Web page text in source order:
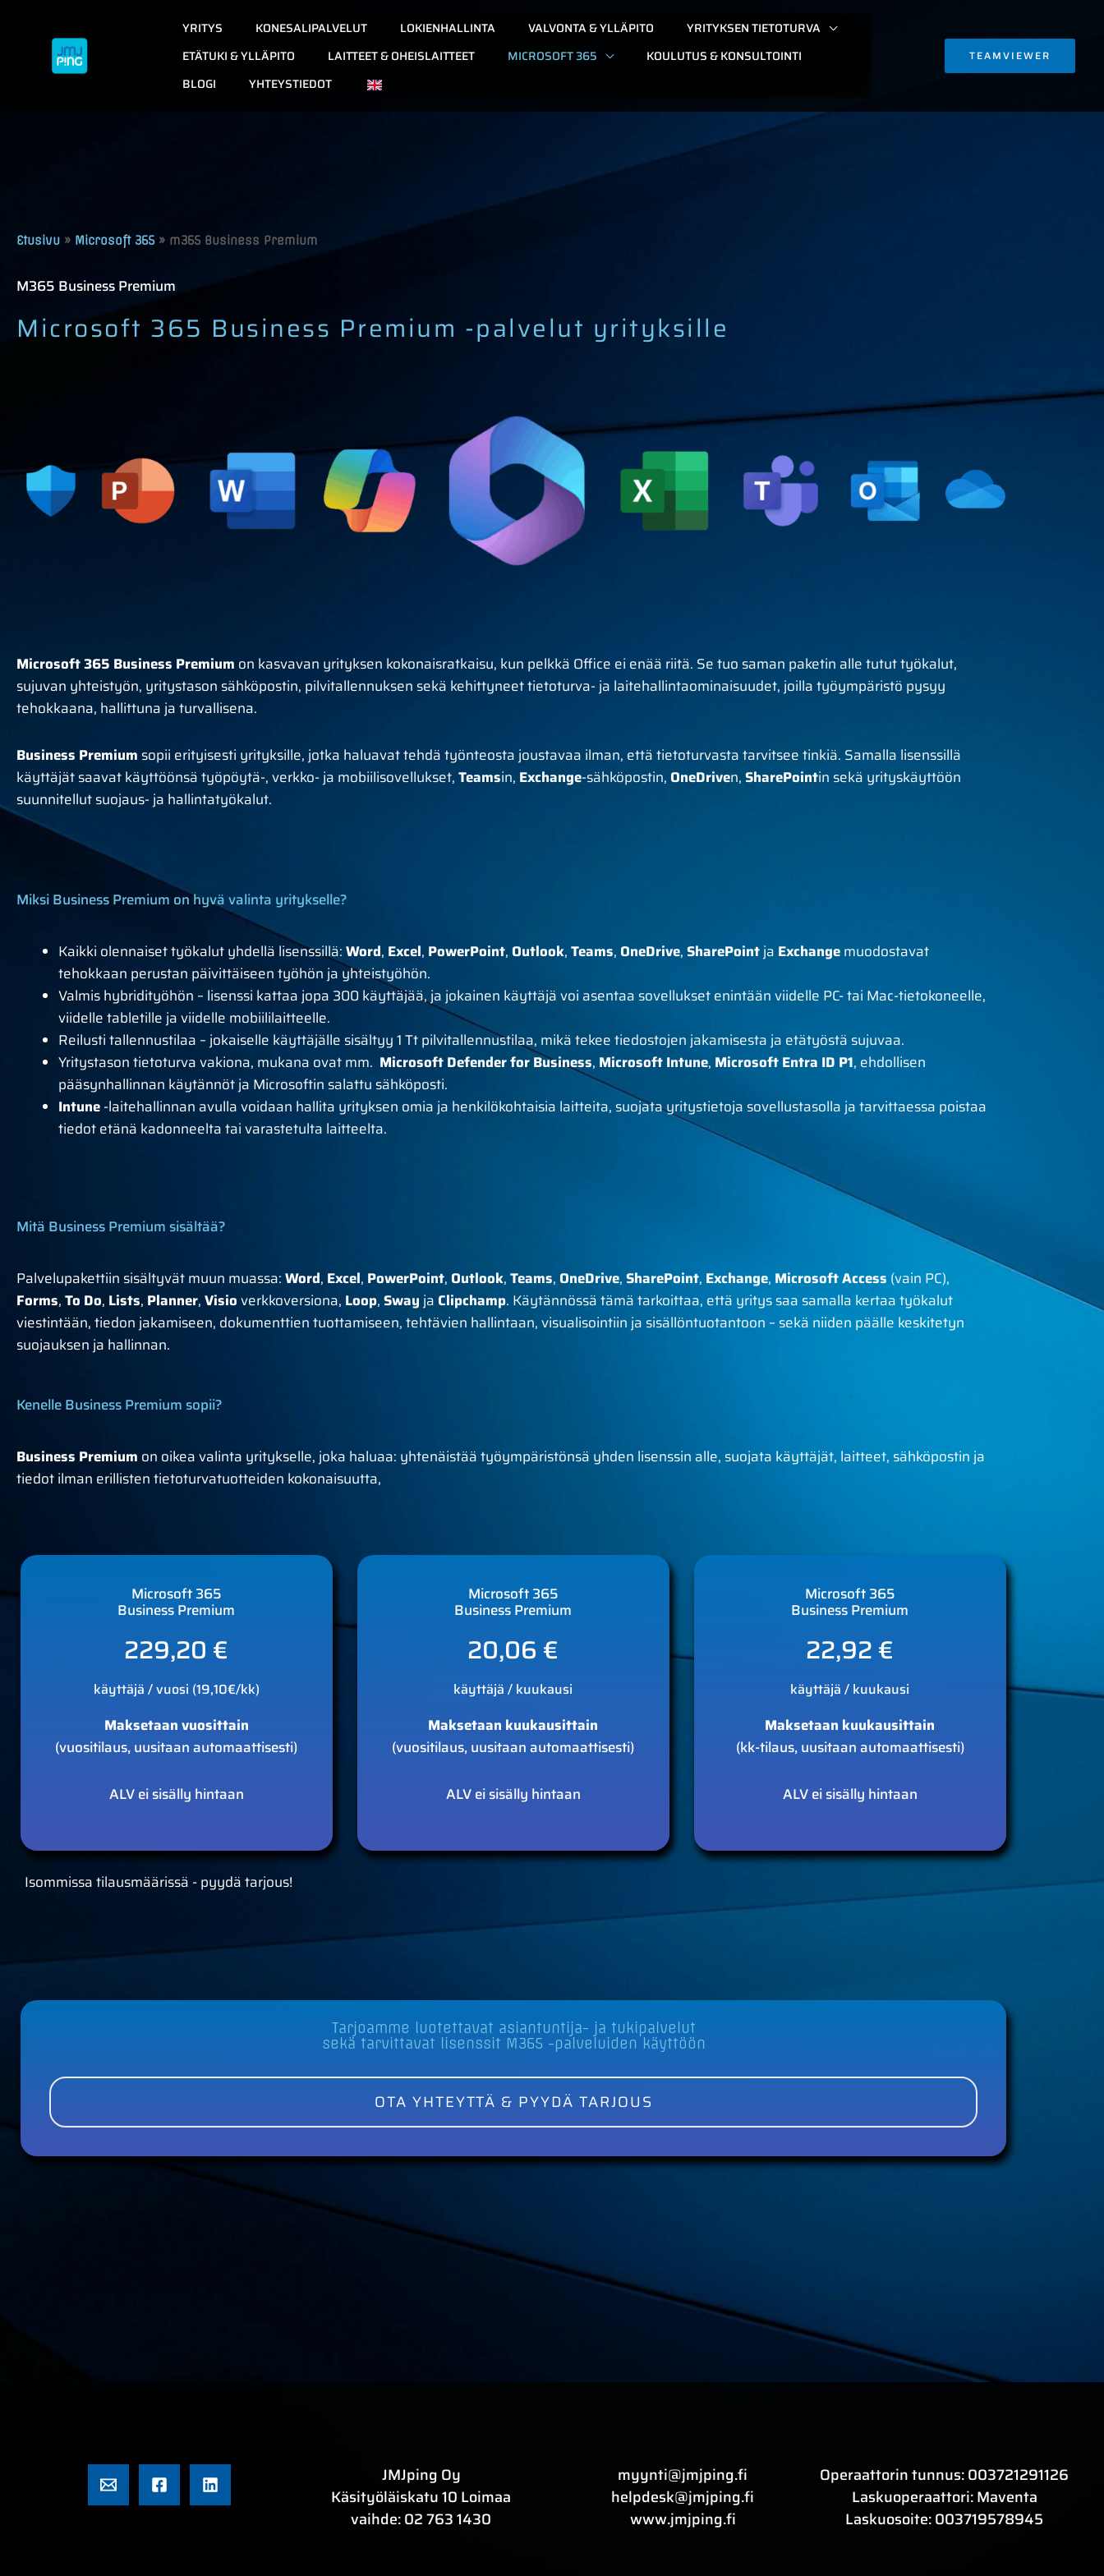
YRITYS KONESALIPALVELUT LOKIENHALLINTA VALVONTA & YLLÄPITO
YRITYKSEN TIETOTURVA
ETÄTUKI & YLLÄPITO
LAITTEET & OHEISLAITTEET MICROSOFT 365
KOULUTUS & KONSULTOINTI
BLOGI
YHTEYSTIEDOT
TEAMVIEWER
Etusivu » Microsoft 365» m365 Business Premium
M365 Business Premium
Microsoft 365 Business Premium -palvelut yrityksille
Microsoft 365 Business Premium on kasvavan yrityksen kokonaisratkaisu, kun pelkkä Office ei enää riitä. Se tuo saman paketin alle tutut työkalut,
sujuvan yhteistyön, yritystason sähköpostin, pilvitallennuksen sekä kehittyneet tietoturva- ja laitehallintaominaisuudet, joilla työympäristö pysyy
tehokkaana, hallittuna ja turvallisena.
Business Premium sopii erityisesti yrityksille, jotka haluavat tehdä työnteosta joustavaa ilman, että tietoturvasta tarvitsee tinkiä. Samalla lisenssillä
käyttäjät saavat käyttöönsä työpöytä-, verkko- ja mobiilisovellukset,Teamsin, Exchange-sähköpostin, OneDriven,SharePointin sekä yrityskäyttöön
suunnitellut suojaus- ja hallintatyökalut.
Miksi Business Premium on hyvä valinta yritykselle?
Kaikki olennaiset työkalut yhdellä lisenssillä:Word, Excel, PowerPoint, Outlook,Teams, OneDrive,SharePointja Exchangemuodostavat
tehokkaan perustan päivittäiseen työhön ja yhteistyöhön.
Valmis hybridityöhön – lisenssi kattaa jopa 300 käyttäjää, ja jokainen käyttäjä voi asentaa sovellukset enintään viidelle PC- tai Mac-tietokoneelle,
viidelle tabletille ja viidelle mobiililaitteelle.
Reilusti tallennustilaa – jokaiselle käyttäjälle sisältyy 1 Tt pilvitallennustilaa, mikä tekee tiedostojen jakamisesta ja etätyöstä sujuvaa.
Yritystason tietoturva vakiona, mukana ovat mm. Microsoft Defender for Business, Microsoft Intune, Microsoft Entra ID P1, ehdollisen
pääsynhallinnan käytännöt ja Microsoftin salattu sähköposti.
Intune-laitehallinnan avulla voidaan hallita yrityksen omia ja henkilökohtaisia laitteita, suojata yritystietoja sovellustasolla ja tarvittaessa poistaa
tiedot etänä kadonneelta tai varastetulta laitteelta.
Mitä Business Premium sisältää?
Palvelupakettiin sisältyvät muun muassa:Word, Excel, PowerPoint, Outlook,Teams, OneDrive,SharePoint, Exchange, Microsoft Access (vain PC),
Forms,To Do, Lists, Planner,Visioverkkoversiona, Loop,Sway ja Clipchamp. Käytännössä tämä tarkoittaa, että yritys saa samalla kertaa työkalut
viestintään, tiedon jakamiseen, dokumenttien tuottamiseen, tehtävien hallintaan, visualisointiin ja sisällöntuotantoon – sekä niiden päälle keskitetyn
suojauksen ja hallinnan.
Kenelle Business Premium sopii?
Business Premium on oikea valinta yritykselle, joka haluaa: yhtenäistää työympäristönsä yhden lisenssin alle, suojata käyttäjät, laitteet, sähköpostin ja
tiedot ilman erillisten tietoturvatuotteiden kokonaisuutta,
Microsoft 365
Business Premium
229,20 €
käyttäjä / vuosi (19,10€/kk)
Maksetaan vuosittain
(vuositilaus, uusitaan automaattisesti)
ALV ei sisälly hintaan
Microsoft 365
Business Premium
20,06 €
käyttäjä / kuukausi
Maksetaan kuukausittain
(vuositilaus, uusitaan automaattisesti)
ALV ei sisälly hintaan
Microsoft 365
Business Premium
22,92 €
käyttäjä / kuukausi
Maksetaan kuukausittain
(kk-tilaus, uusitaan automaattisesti)
ALV ei sisälly hintaan
Isommissa tilausmäärissä - pyydä tarjous!
Tarjoamme luotettavat asiantuntija- ja tukipalvelut
sekä tarvittavat lisenssit M365 -palveluiden käyttöön
OTA YHTEYTTÄ & PYYDÄ TARJOUS
JMJping Oy
Käsityöläiskatu 10 Loimaa
vaihde:02 763 1430
myynti@jmjping.fi
helpdesk@jmjping.fi
www.jmjping.fi
Operaattorin tunnus: 003721291126
Laskuoperaattori: Maventa
Laskuosoite: 003719578945